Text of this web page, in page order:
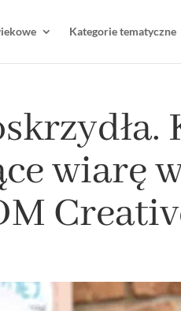
Kategorie tematyczne
wiarę